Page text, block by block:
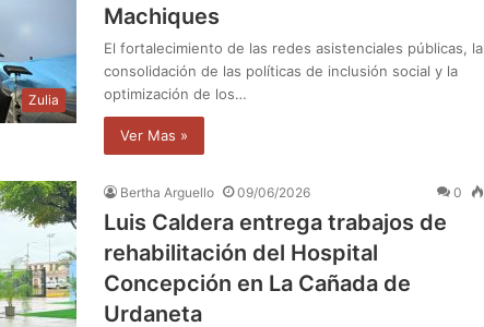
Zulia
Machiques
El fortalecimiento de las redes asistenciales públicas, la
consolidación de las políticas de inclusión social y la
optimización de los…
Ver Mas »
Bertha Arguello 09/06/2026 0
Luis Caldera entrega trabajos de
rehabilitación del Hospital
Concepción en La Cañada de
Urdaneta